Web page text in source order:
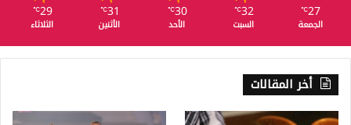
27
℃
الجمعة
32
℃
السبت
30
℃
الأحد
31
℃
الأثنين
29
℃
الثلاثاء
أخر المقالات